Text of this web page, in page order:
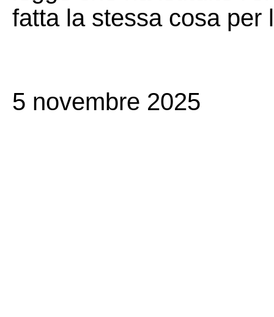
fatta la stessa cosa per
5 novembre 2025